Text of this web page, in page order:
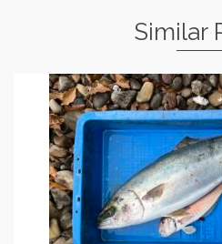
Similar